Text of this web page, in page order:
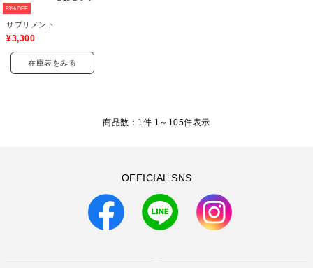
83%OFF
サプリメント
¥3,300
在庫表をみる
商品数：1件 1～ 105件表示
OFFICIAL SNS